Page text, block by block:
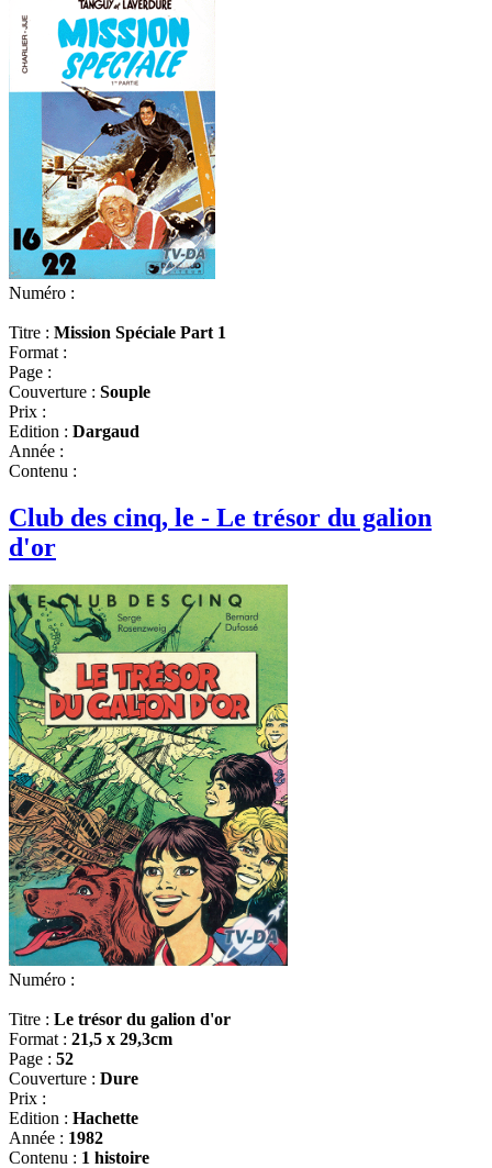
Numéro :
Titre : Mission Spéciale Part 1
Format :
Page :
Couverture : Souple
Prix :
Edition : Dargaud
Année :
Contenu :
Club des cinq, le - Le trésor du galion
d'or
Numéro :
Titre : Le trésor du galion d'or
Format : 21,5 x 29,3cm
Page : 52
Couverture : Dure
Prix :
Edition : Hachette
Année : 1982
Contenu : 1 histoire